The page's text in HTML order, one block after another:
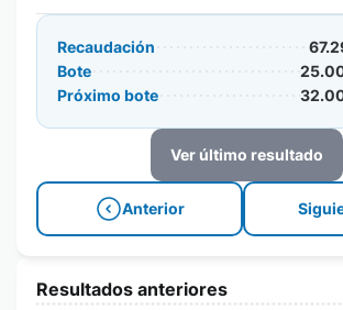
Recaudación
Bote
Próximo bote
Ver último resultado
Anterior
Resultados anteriores